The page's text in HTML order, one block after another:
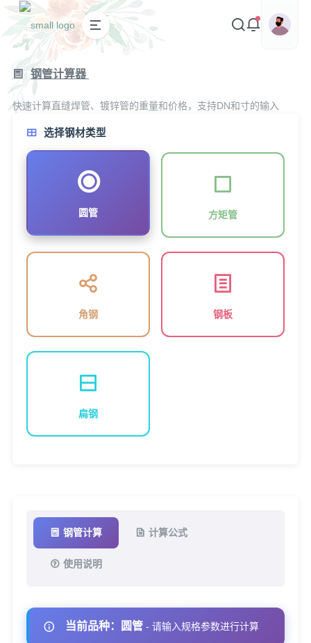
钢管计算器
快速计算直缝焊管、镀锌管的重量和价格，支持DN和寸的输入
选择钢材类型
圆管 方矩管
角钢 钢板
扁钢
钢管计算 计算公式
使用说明
当前品种：圆管 - 请输入规格参数进行计算